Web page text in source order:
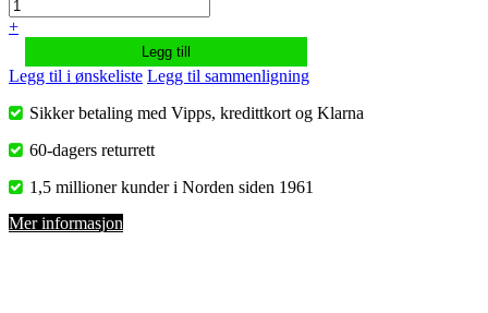
+
Legg till
Legg til i ønskeliste Legg til sammenligning
Sikker betaling med Vipps, kredittkort og Klarna
60-dagers returrett
1,5 millioner kunder i Norden siden 1961
Mer informasjon